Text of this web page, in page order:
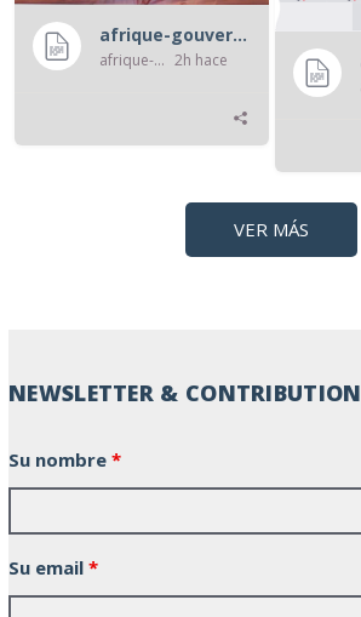
afrique-gouvernance-rss
afrique-gouvernance-rss 2h hace
VER MÁS
NEWSLETTER & CONTRIBUTION
Su nombre *
Su email *